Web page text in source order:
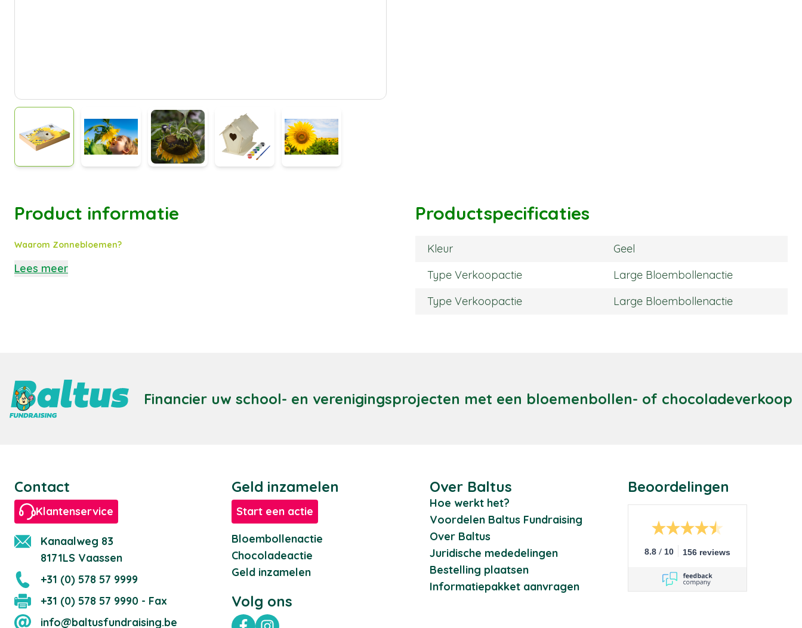
Product informatie
Waarom Zonnebloemen?
Lees meer
Productspecificaties
Kleur
Geel
Type Verkoopactie
Large Bloembollenactie
Type Verkoopactie
Large Bloembollenactie
Financier uw school- en verenigingsprojecten met een bloemenbollen- of chocoladeverkoop
Contact
Klantenservice
Kanaalweg 83
8171LS Vaassen
+31 (0) 578 57 9999
+31 (0) 578 57 9990 - Fax
info@baltusfundraising.be
Geld inzamelen
Start een actie
Bloembollenactie
Chocoladeactie
Geld inzamelen
Volg ons
Over Baltus
Hoe werkt het?
Voordelen Baltus Fundraising
Over Baltus
Juridische mededelingen
Bestelling plaatsen
Informatiepakket aanvragen
Beoordelingen
8.8 / 10 156 reviews